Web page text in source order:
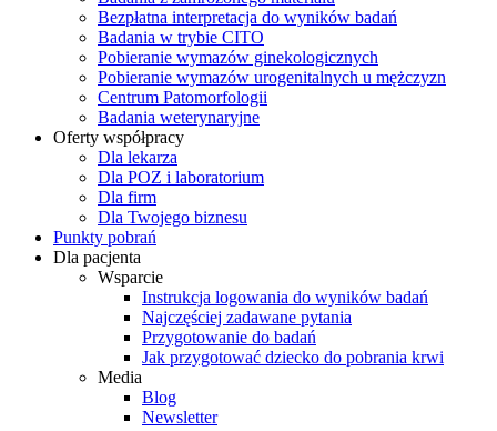
Bezpłatna interpretacja do wyników badań
Badania w trybie CITO
Pobieranie wymazów ginekologicznych
Pobieranie wymazów urogenitalnych u mężczyzn
Centrum Patomorfologii
Badania weterynaryjne
Oferty współpracy
Dla lekarza
Dla POZ i laboratorium
Dla firm
Dla Twojego biznesu
Punkty pobrań
Dla pacjenta
Wsparcie
Instrukcja logowania do wyników badań
Najczęściej zadawane pytania
Przygotowanie do badań
Jak przygotować dziecko do pobrania krwi
Media
Blog
Newsletter